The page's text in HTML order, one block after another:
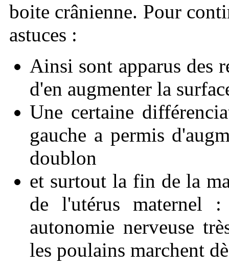
boite crânienne. Pour
astuces :
Ainsi sont apparus des
d'en augmenter la
Une certaine
gauche a permis
doublon
et surtout la fin de la
de l'utérus maternel
autonomie nerveuse
les poulains marchent